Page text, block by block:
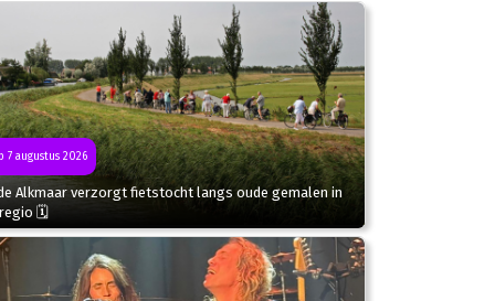
7 augustus 2026
Alkmaar verzorgt fietstocht langs oude gemalen in
🗓